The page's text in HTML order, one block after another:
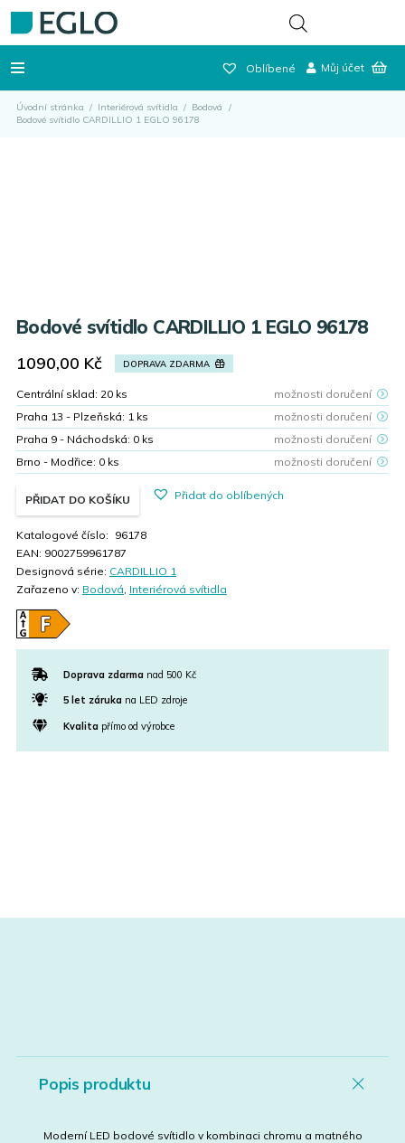
Oblíbené Můj účet
Úvodní stránka / Interiérová svítidla / Bodová
/
Bodové svítidlo CARDILLIO 1 EGLO 96178
Bodové svítidlo CARDILLIO 1 EGLO 96178
1090,00 Kč DOPRAVA ZDARMA
Centrální sklad: 20 ks
možnosti doručení
Praha 13 - Plzeňská: 1 ks
možnosti doručení
Praha 9 - Náchodská: 0 ks
možnosti doručení
Brno - Modřice: 0 ks možnosti doručení
PŘIDAT DO KOŠÍKU Přidat do oblíbených
Katalogové číslo: 96178
EAN: 9002759961787
Designová série: CARDILLIO 1
Zařazeno v: Bodová Interiérová svítidla
Doprava zdarma nad 500 Kč
5 let zárukana LED zdroje
Kvalitapřímo od výrobce
Popis produktu
Moderní LED bodové svítidlo v kombinaci chromu a matného